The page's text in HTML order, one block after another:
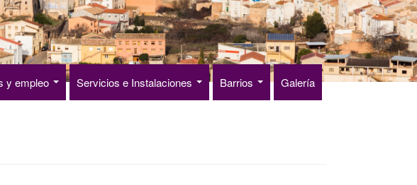
y empleo Servicios e Instalaciones Barrios Galería